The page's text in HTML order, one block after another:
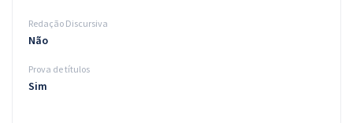
Redação Discursiva
Não
Prova de títulos
Sim